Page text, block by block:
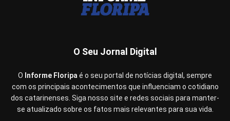
O Seu Jornal Digital
O Informe Floripaé o seu portal de notícias digital, sempre
com os principais acontecimentos que influenciam o cotidiano
dos catarinenses. Siga nosso site e redes sociais para manter-
se atualizado sobre os fatos mais relevantes para sua vida.